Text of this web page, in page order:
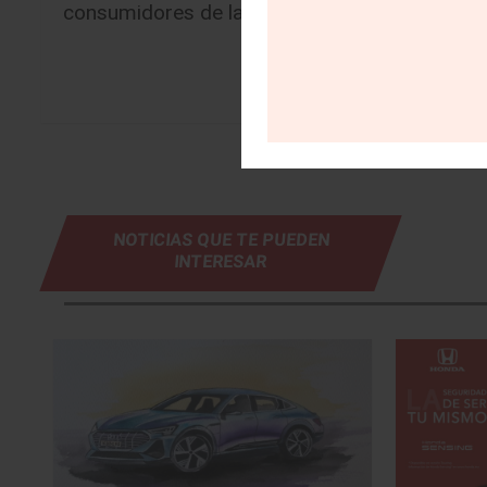
consumidores de la red más completa del
NOTICIAS QUE TE PUEDEN
INTERESAR